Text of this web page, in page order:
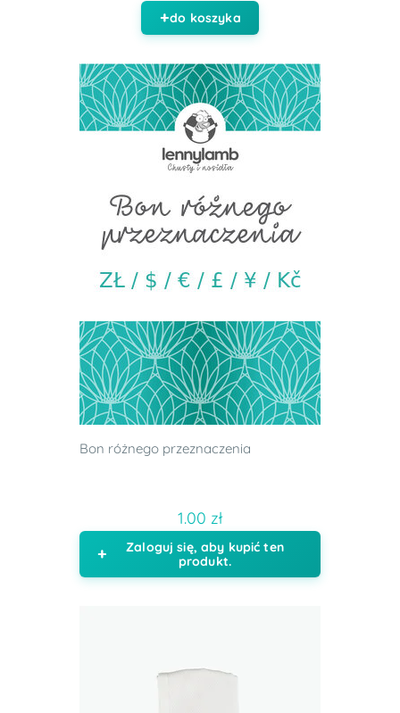
do koszyka
Bon różnego przeznaczenia
1.00 zł
Zaloguj się, aby kupić ten
produkt.